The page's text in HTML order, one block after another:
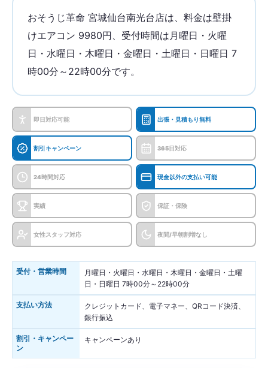
おそうじ革命 宮城仙台南光台店は、料金は壁掛
けエアコン 9980円、受付時間は月曜日・火曜
日・水曜日・木曜日・金曜日・土曜日・日曜日 7
時00分～22時00分です。
即日対応可能 出張・見積もり無料
割引キャンペーン 365日対応
24時間対応 現金以外の支払い可能
実績 保証・保険
女性スタッフ対応 夜間/早朝割増なし
受付・営業時間
月曜日・火曜日・水曜日・木曜日・金曜日・土曜
日・日曜日 7時00分～22時00分
支払い方法
クレジットカード、電子マネー、QRコード決済、
銀行振込
割引・キャンペー
ン
キャンペーンあり